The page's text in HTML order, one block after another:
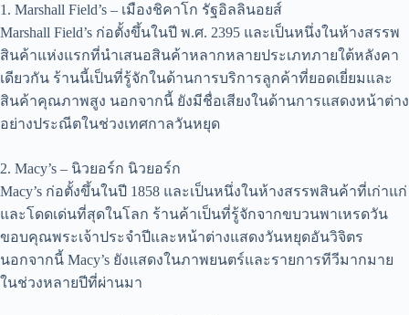
1. Marshall Field’s – เมืองชิคาโก รัฐอิลลินอยส์
Marshall Field’s ก่อตั้งขึ้นในปี พ.ศ. 2395 และเป็นหนึ่งในห้างสรรพ
สินค้าแห่งแรกที่นำเสนอสินค้าหลากหลายประเภทภายใต้หลังคา
เดียวกัน ร้านนี้เป็นที่รู้จักในด้านการบริการลูกค้าที่ยอดเยี่ยมและ
สินค้าคุณภาพสูง นอกจากนี้ ยังมีชื่อเสียงในด้านการแสดงหน้าต่าง
อย่างประณีตในช่วงเทศกาลวันหยุด
2. Macy’s – นิวยอร์ก นิวยอร์ก
Macy’s ก่อตั้งขึ้นในปี 1858 และเป็นหนึ่งในห้างสรรพสินค้าที่เก่าแก่
และโดดเด่นที่สุดในโลก ร้านค้าเป็นที่รู้จักจากขบวนพาเหรดวัน
ขอบคุณพระเจ้าประจำปีและหน้าต่างแสดงวันหยุดอันวิจิตร
นอกจากนี้ Macy’s ยังแสดงในภาพยนตร์และรายการทีวีมากมาย
ในช่วงหลายปีที่ผ่านมา